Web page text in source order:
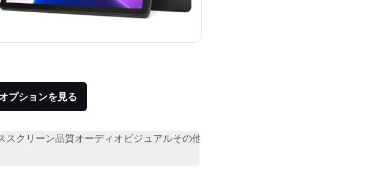
オプションを見る
スクリーン品質オーディオビジュアルその他